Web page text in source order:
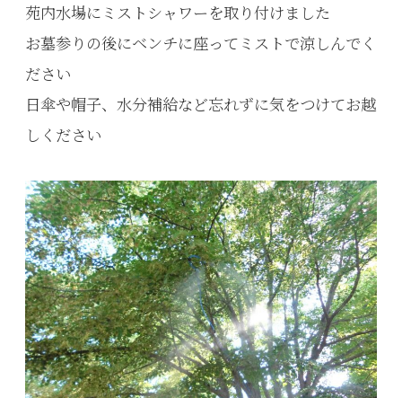
苑内水場にミストシャワーを取り付けました
お墓参りの後にベンチに座ってミストで涼しんでく
ださい
日傘や帽子、水分補給など忘れずに気をつけてお越
しください